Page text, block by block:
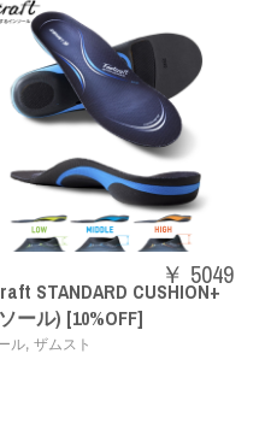
SHBAZ2M
パワークッションエアラスZメン
バドミントンシューズ
￥ 14080